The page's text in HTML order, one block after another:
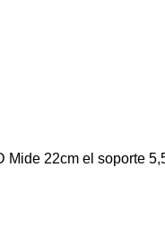
Mide 22cm el soporte